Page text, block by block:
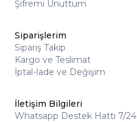
Şifremi Unuttum
Siparişlerim
Sipariş Takip
Kargo ve Teslimat
İptal-İade ve Değişim
İletişim Bilgileri
Whatsapp Destek Hattı 7/24